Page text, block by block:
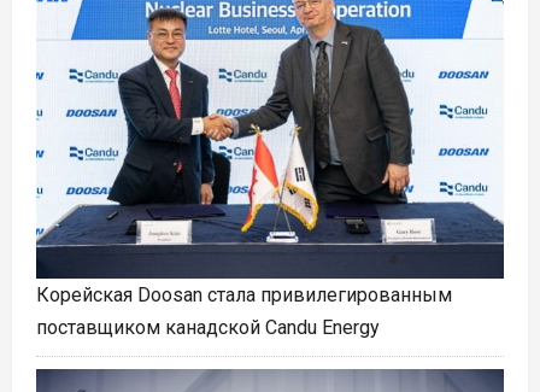
Корейская Doosan стала привилегированным
поставщиком канадской Candu Energy